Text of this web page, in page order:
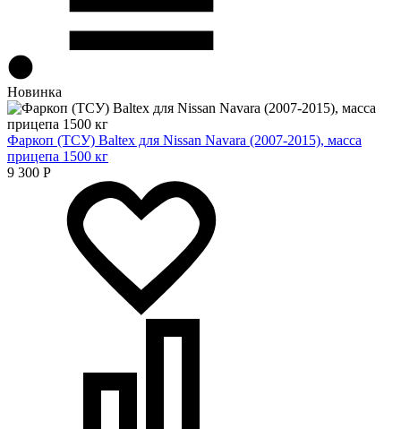
Новинка
Фаркоп (ТСУ) Baltex для Nissan Navara (2007-2015), масса
прицепа 1500 кг
9 300 Р